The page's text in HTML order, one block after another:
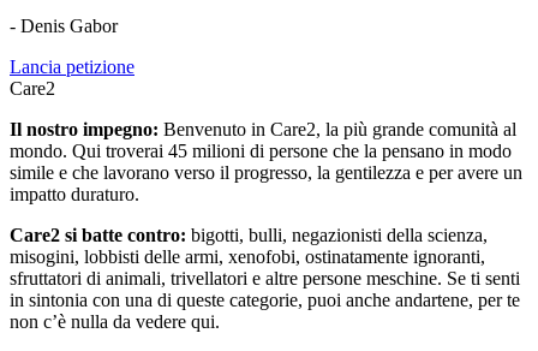
- Denis Gabor
Lancia petizione
Care2
Il nostro impegno: Benvenuto in Care2, la più grande comunità al
mondo. Qui troverai 45 milioni di persone che la pensano in modo
simile e che lavorano verso il progresso, la gentilezza e per avere un
impatto duraturo.
Care2 si batte contro: bigotti, bulli, negazionisti della scienza,
misogini, lobbisti delle armi, xenofobi, ostinatamente ignoranti,
sfruttatori di animali, trivellatori e altre persone meschine. Se ti senti
in sintonia con una di queste categorie, puoi anche andartene, per te
non c’è nulla da vedere qui.